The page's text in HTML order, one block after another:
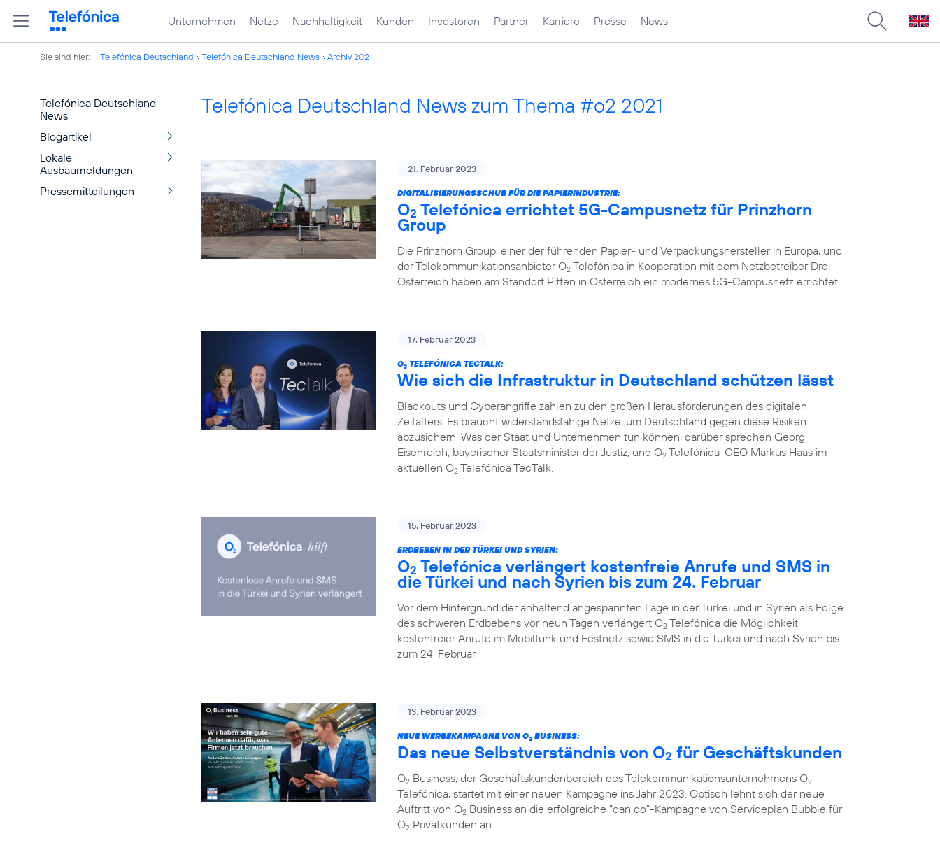
Unternehmen Netze Nachhaltigkeit Kunden Investoren Partner Karriere Presse News
Sie sind hier: Telefónica Deutschland Telefónica Deutschland News Archiv 2021
Telefónica Deutschland
News
Blogartikel
Lokale
Ausbaumeldungen
Pressemitteilungen
Telefónica Deutschland News zum Thema #o2 2021
21. Februar 2023
DIGITALISIERUNGSSCHUB FÜR DIE PAPIERINDUSTRIE:
O2 Telefónica errichtet 5G-Campusnetz für Prinzhorn
Group
Die Prinzhorn Group, einer der führenden Papier- und Verpackungshersteller in Europa, und
der Telekommunikationsanbieter O2 Telefónica in Kooperation mit dem Netzbetreiber Drei
Österreich haben am Standort Pitten in Österreich ein modernes 5G-Campusnetz errichtet.
17. Februar 2023
O2 TELEFÓNICA TECTALK:
Wie sich die Infrastruktur in Deutschland schützen lässt
Blackouts und Cyberangriffe zählen zu den großen Herausforderungen des digitalen
Zeitalters. Es braucht widerstandsfähige Netze, um Deutschland gegen diese Risiken
abzusichern. Was der Staat und Unternehmen tun können, darüber sprechen Georg
Eisenreich, bayerischer Staatsminister der Justiz, und O2 Telefónica-CEO Markus Haas im
aktuellen O2 Telefónica TecTalk.
15. Februar 2023
ERDBEBEN IN DER TÜRKEI UND SYRIEN:
O2 Telefónica verlängert kostenfreie Anrufe und SMS in
die Türkei und nach Syrien bis zum 24. Februar
Vor dem Hintergrund der anhaltend angespannten Lage in der Türkei und in Syrien als Folge
des schweren Erdbebens vor neun Tagen verlängert O2 Telefónica die Möglichkeit
kostenfreier Anrufe im Mobilfunk und Festnetz sowie SMS in die Türkei und nach Syrien bis
zum 24. Februar.
13. Februar 2023
NEUE WERBEKAMPAGNE VON O2 BUSINESS:
Das neue Selbstverständnis von O2 für Geschäftskunden
O2 Business, der Geschäftskundenbereich des Telekommunikationsunternehmens O2
Telefónica, startet mit einer neuen Kampagne ins Jahr 2023. Optisch lehnt sich der neue
Auftritt von O2 Business an die erfolgreiche "can do"-Kampagne von Serviceplan Bubble für
O2 Privatkunden an.